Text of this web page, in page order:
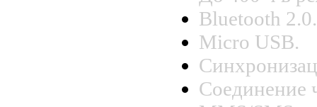
Bluetooth 2.0.
Micro USB.
Соединение